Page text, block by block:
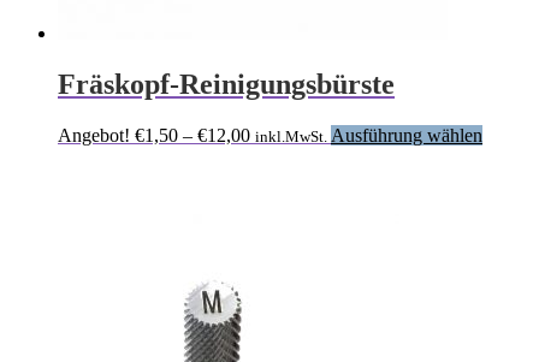
Fräskopf-Reinigungsbürste
Angebot! €1,50 – €12,00Preisspanne:
inkl.MwSt. Ausführung wählen